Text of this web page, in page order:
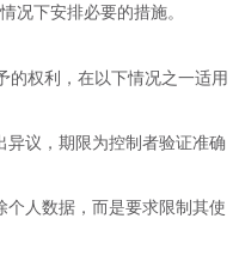
况下安排必要的措施。
的权利，在以下情况之一适用
议，期限为控制者验证准确
人数据，而是要求限制其使